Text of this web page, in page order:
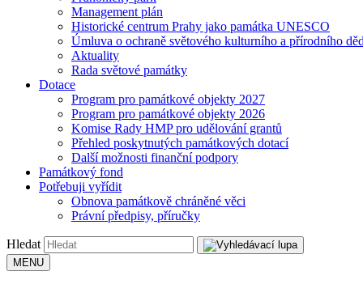
Management plán
Historické centrum Prahy jako památka UNESCO
Úmluva o ochraně světového kulturního a přírodního
Aktuality
Rada světové památky
Dotace
Program pro památkové objekty 2027
Program pro památkové objekty 2026
Komise Rady HMP pro udělování grantů
Přehled poskytnutých památkových dotací
Další možnosti finanční podpory
Památkový fond
Potřebuji vyřídit
Obnova památkově chráněné věci
Právní předpisy, příručky
Hledat
MENU